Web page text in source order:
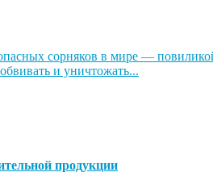
сорняков в мире —
и уничтожать...
продукции